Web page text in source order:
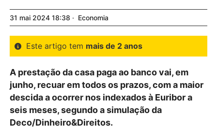
31 mai 2024 18:38 Economia
Este artigo tem mais de 2 anos
A prestação da casa paga ao banco vai, em
junho, recuar em todos os prazos, com a maior
descida a ocorrer nos indexados à Euribor a
seis meses, segundo a simulação da
Deco/Dinheiro&Direitos.